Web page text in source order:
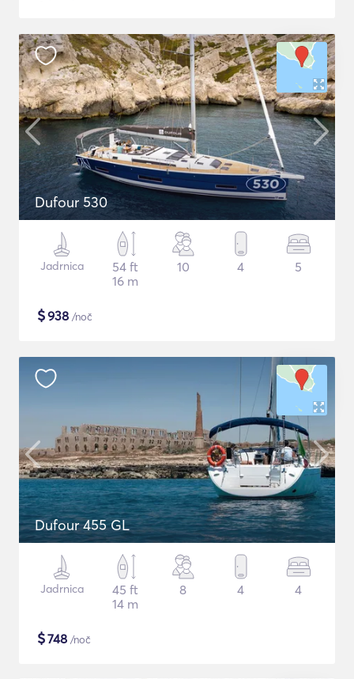
Dufour 530
Jadrnica
54 ft
16 m
10 4 5
$938 /noč
Dufour 455 GL
Jadrnica
45 ft
14 m
8 4 4
$748 /noč